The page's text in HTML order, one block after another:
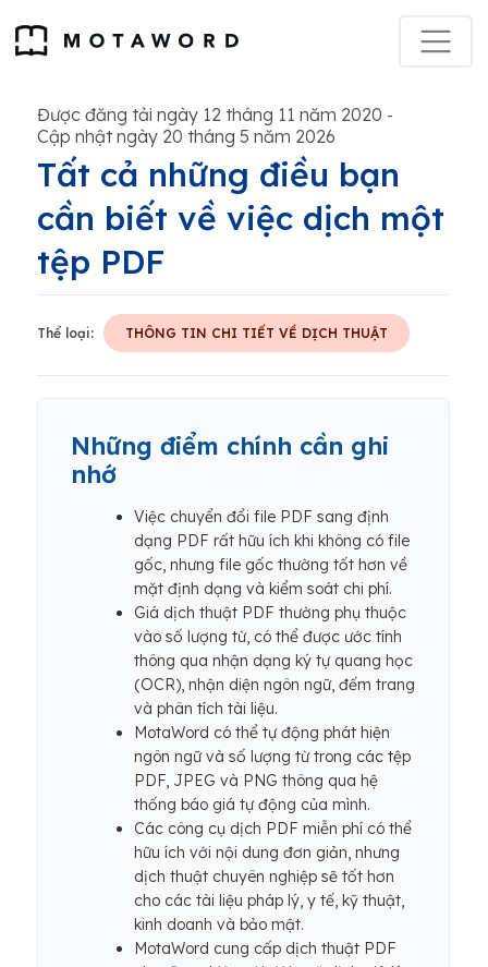
Được đăng tải ngày 12 tháng 11 năm 2020 -
Cập nhật ngày 20 tháng 5 năm 2026
Tất cả những điều bạn
cần biết về việc dịch một
tệp PDF
Thể loại: THÔNG TIN CHI TIẾT VỀ DỊCH THUẬT
Những điểm chính cần ghi
nhớ
Việc chuyển đổi file PDF sang định
dạng PDF rất hữu ích khi không có file
gốc, nhưng file gốc thường tốt hơn về
mặt định dạng và kiểm soát chi phí.
Giá dịch thuật PDF thường phụ thuộc
vào số lượng từ, có thể được ước tính
thông qua nhận dạng ký tự quang học
(OCR), nhận diện ngôn ngữ, đếm trang
và phân tích tài liệu.
MotaWord có thể tự động phát hiện
ngôn ngữ và số lượng từ trong các tệp
PDF, JPEG và PNG thông qua hệ
thống báo giá tự động của mình.
Các công cụ dịch PDF miễn phí có thể
hữu ích với nội dung đơn giản, nhưng
dịch thuật chuyên nghiệp sẽ tốt hơn
cho các tài liệu pháp lý, y tế, kỹ thuật,
kinh doanh và bảo mật.
MotaWord cung cấp dịch thuật PDF